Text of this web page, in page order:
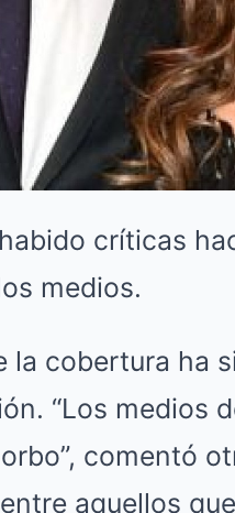
críticas
medios.
la cobertura ha
“Los medios
comentó
aquellos